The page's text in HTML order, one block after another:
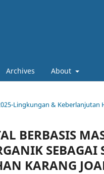
Archives About
Lingkungan & Keberlanjutan
BERBASIS
SEBAGAI
KARANG